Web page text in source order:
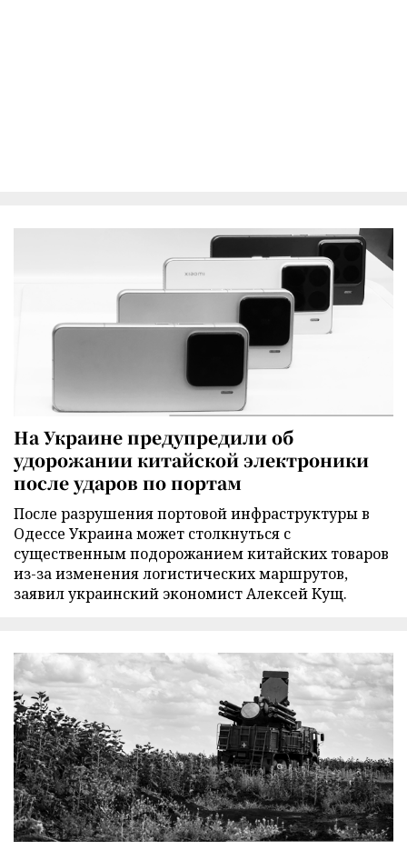
На Украине предупредили об
удорожании китайской электроники
после ударов по портам
После разрушения портовой инфраструктуры в
Одессе Украина может столкнуться с
существенным подорожанием китайских товаров
из-за изменения логистических маршрутов,
заявил украинский экономист Алексей Кущ.